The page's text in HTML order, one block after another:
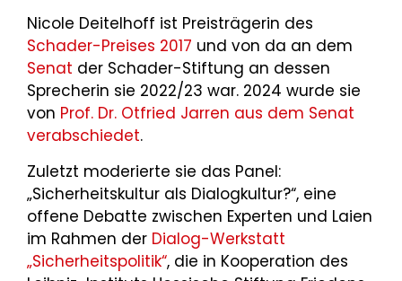
Nicole Deitelhoff ist Preisträgerin des
Schader-Preises 2017 und von da an dem
Senat der Schader-Stiftung an dessen
Sprecherin sie 2022/23 war. 2024 wurde sie
von Prof. Dr. Otfried Jarren aus dem Senat
verabschiedet.
Zuletzt moderierte sie das Panel:
„Sicherheitskultur als Dialogkultur?“, eine
offene Debatte zwischen Experten und Laien
im Rahmen der Dialog-Werkstatt
„Sicherheitspolitik“, die in Kooperation des